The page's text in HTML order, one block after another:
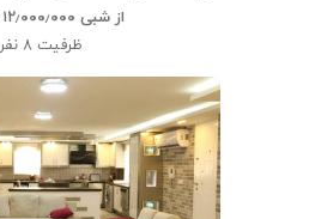
از شبی ۱۲٫۰۰۰٫۰۰۰
ظرفیت 8 نفر